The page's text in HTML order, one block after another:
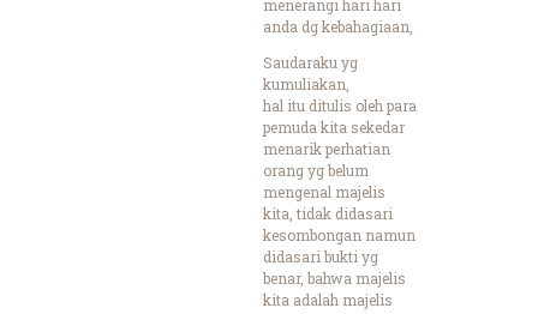
menerangi hari hari
anda dg kebahagiaan,
Saudaraku yg
kumuliakan,
hal itu ditulis oleh para
pemuda kita sekedar
menarik perhatian
orang yg belum
mengenal majelis
kita, tidak didasari
kesombongan namun
didasari bukti yg
benar, bahwa majelis
kita adalah majelis